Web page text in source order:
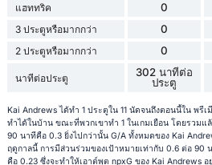
แฮททริค 0
3 ประตูหรือมากกว่า 0
2 ประตูหรือมากกว่า 0
นาทีต่อประตู
302 นาทีต่อ
ประตู
Kai Andrews ได้ทำ 1 ประตูใน 11 นัดจนถึงตอนนี้ใน พรี
ทำได้ในบ้าน ขณะที่พวกเขาทำ 1 ในเกมเยือน โดยรวมแ
90 นาทีคือ 0.3 ยิ่งไปกว่านั้น G/A ทั้งหมดของ Kai
ฤดูกาลนี้ การมีส่วนร่วมของเป้าหมายเท่ากับ 0.6 ต่อ 90
คือ 0.23 ซึ่งจะทำให้เอาต์พุต npxG ของ Kai Andrews